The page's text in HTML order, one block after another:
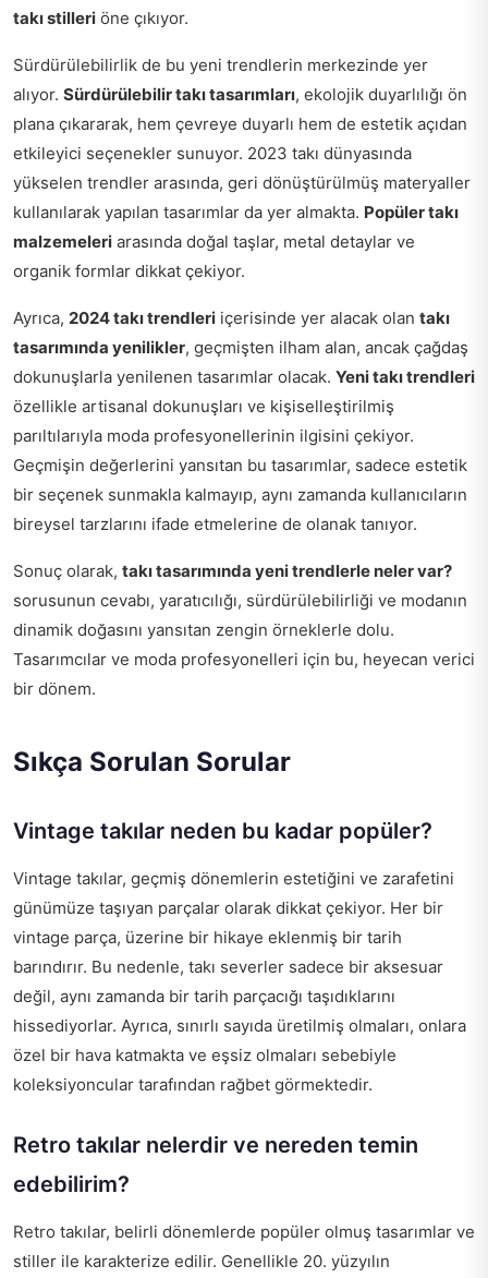
takı stilleri öne çıkıyor.
Sürdürülebilirlik de bu yeni trendlerin merkezinde yer
alıyor. Sürdürülebilir takı tasarımları, ekolojik duyarlılığı ön
plana çıkararak, hem çevreye duyarlı hem de estetik açıdan
etkileyici seçenekler sunuyor. 2023 takı dünyasında
yükselen trendler arasında, geri dönüştürülmüş materyaller
kullanılarak yapılan tasarımlar da yer almakta. Popüler takı
malzemeleri arasında doğal taşlar, metal detaylar ve
organik formlar dikkat çekiyor.
Ayrıca, 2024 takı trendleri içerisinde yer alacak olan takı
tasarımında yenilikler, geçmişten ilham alan, ancak çağdaş
dokunuşlarla yenilenen tasarımlar olacak. Yeni takı trendleri
özellikle artisanal dokunuşları ve kişiselleştirilmiş
parıltılarıyla moda profesyonellerinin ilgisini çekiyor.
Geçmişin değerlerini yansıtan bu tasarımlar, sadece estetik
bir seçenek sunmakla kalmayıp, aynı zamanda kullanıcıların
bireysel tarzlarını ifade etmelerine de olanak tanıyor.
Sonuç olarak, takı tasarımında yeni trendlerle neler var?
sorusunun cevabı, yaratıcılığı, sürdürülebilirliği ve modanın
dinamik doğasını yansıtan zengin örneklerle dolu.
Tasarımcılar ve moda profesyonelleri için bu, heyecan verici
bir dönem.
Sıkça Sorulan Sorular
Vintage takılar neden bu kadar popüler?
Vintage takılar, geçmiş dönemlerin estetiğini ve zarafetini
günümüze taşıyan parçalar olarak dikkat çekiyor. Her bir
vintage parça, üzerine bir hikaye eklenmiş bir tarih
barındırır. Bu nedenle, takı severler sadece bir aksesuar
değil, aynı zamanda bir tarih parçacığı taşıdıklarını
hissediyorlar. Ayrıca, sınırlı sayıda üretilmiş olmaları, onlara
özel bir hava katmakta ve eşsiz olmaları sebebiyle
koleksiyoncular tarafından rağbet görmektedir.
Retro takılar nelerdir ve nereden temin
edebilirim?
Retro takılar, belirli dönemlerde popüler olmuş tasarımlar ve
stiller ile karakterize edilir. Genellikle 20. yüzyılın